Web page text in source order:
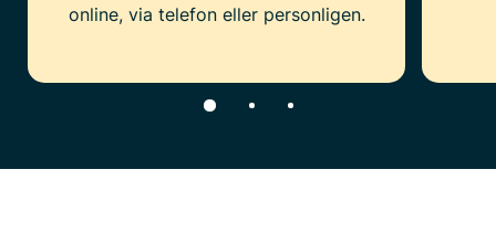
online, via telefon eller personligen.